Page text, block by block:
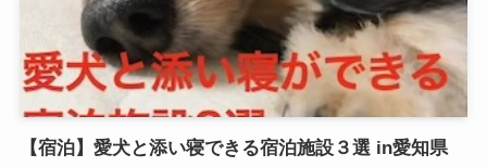
【宿泊】愛犬と添い寝できる宿泊施設３選 in愛知県